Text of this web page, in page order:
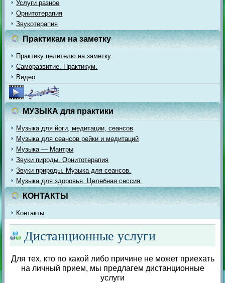
Услуги разное
Орнитотерапия
Звукотерапия
Практикам на заметку
Практику целителю на заметку.
Саморазвитие. Практикум.
Видео
МУЗЫКА для практики
Музыка для йоги, медитации, сеансов
Музыка для сеансов рейки и медитаций
Музыка — Мантры
Звуки пироды. Орнитотерапия
Звуки природы. Музыка для сеансов.
Музыка для здоровья. Целебная сессия.
КОНТАКТЫ
Контакты
Дистанционные услуги
Для тех, кто по какой либо причине не может приехать
на личный прием, мы предлагем дистанционные
услуги